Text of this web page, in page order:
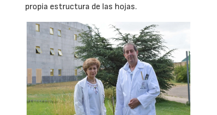
propia estructura de las hojas.